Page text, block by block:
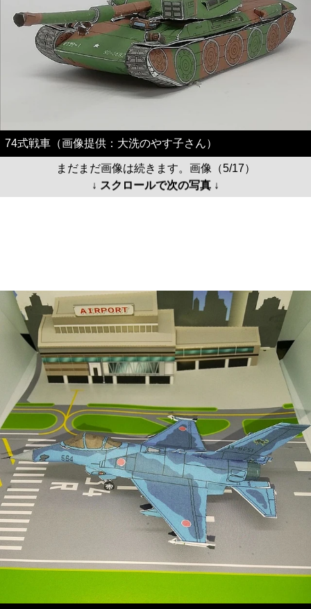
74式戦車（画像提供：大洗のやす子さん）
まだまだ画像は続きます。画像（5/17）
↓ スクロールで次の写真 ↓